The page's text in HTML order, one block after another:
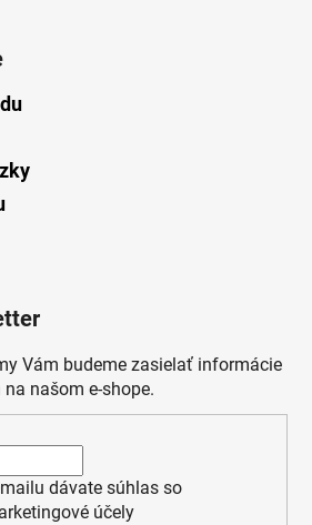
Vám budeme zasielať informácie
našom e-shope.
dávate súhlas so
účely